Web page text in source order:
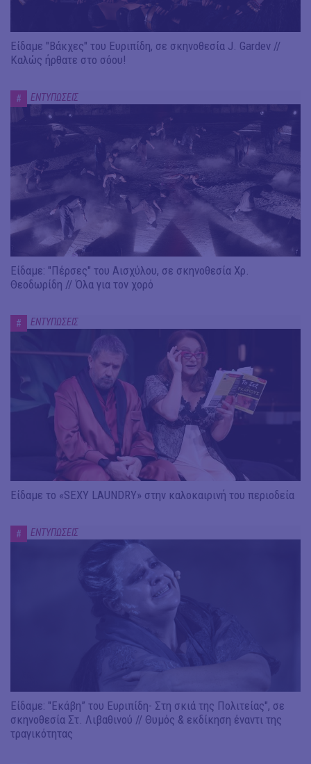
Είδαμε "Βάκχες" του Ευριπίδη, σε σκηνοθεσία J. Gardev //
Καλώς ήρθατε στο σόου!
# ΕΝΤΥΠΩΣΕΙΣ
Είδαμε: "Πέρσες" του Αισχύλου, σε σκηνοθεσία Χρ.
Θεοδωρίδη // Όλα για τον χορό
# ΕΝΤΥΠΩΣΕΙΣ
Είδαμε το «SEXY LAUNDRY» στην καλοκαιρινή του περιοδεία
# ΕΝΤΥΠΩΣΕΙΣ
Είδαμε: "Εκάβη” του Ευριπίδη- Στη σκιά της Πολιτείας", σε
σκηνοθεσία Στ. Λιβαθινού // Θυμός & εκδίκηση έναντι της
τραγικότητας